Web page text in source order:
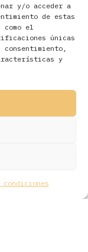
y/o acceder a
de estas
el
únicas
y
condiciones